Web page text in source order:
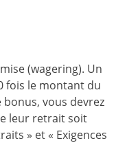
(wagering). Un
fois le montant du
vous devrez
leur retrait soit
» et « Exigences